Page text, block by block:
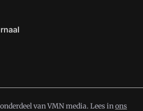
van VMN media. Lees inons